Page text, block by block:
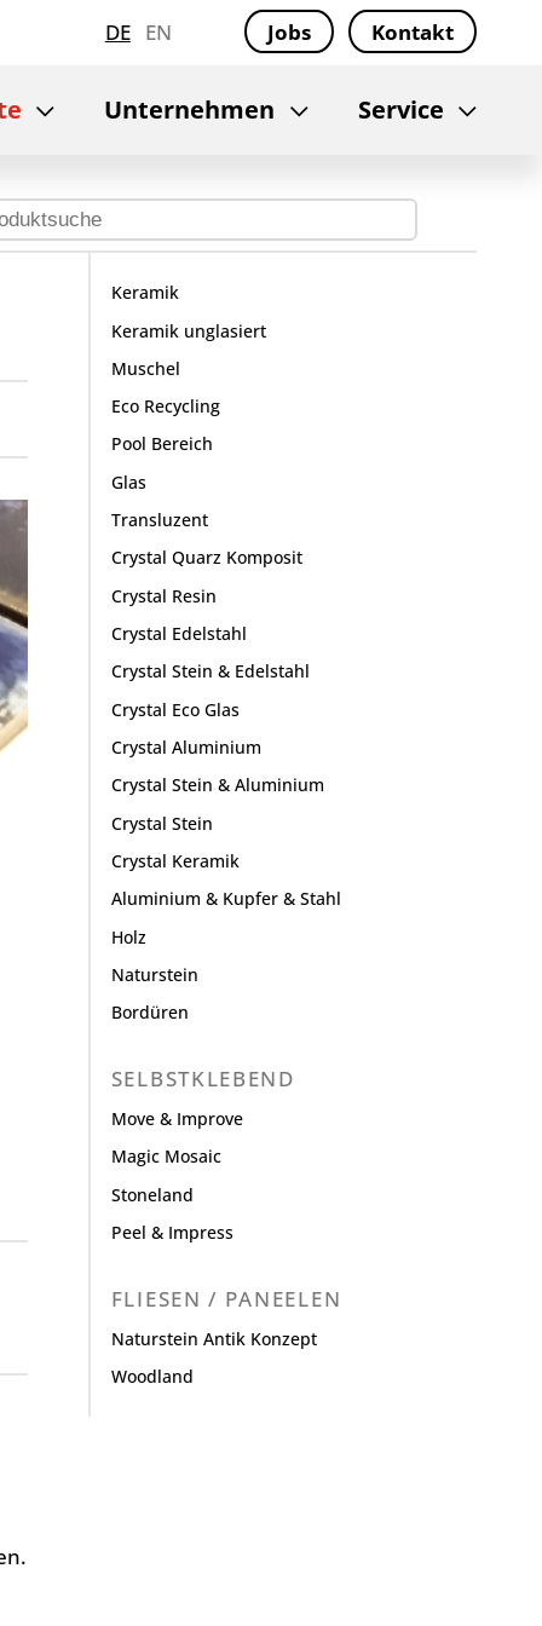
DE EN Jobs Kontakt
Unternehmen Service
Keramik
Keramik unglasiert
Muschel
Eco Recycling
Pool Bereich
Glas
Transluzent
Crystal Quarz Komposit
Crystal Resin
Crystal Edelstahl
Crystal Stein & Edelstahl
Crystal Eco Glas
Crystal Aluminium
Crystal Stein & Aluminium
Crystal Stein
Crystal Keramik
Aluminium & Kupfer & Stahl
Holz
Naturstein
Bordüren
SELBSTKLEBEND
Move & Improve
Magic Mosaic
Stoneland
Peel & Impress
FLIESEN / PANEELEN
Naturstein Antik Konzept
Woodland